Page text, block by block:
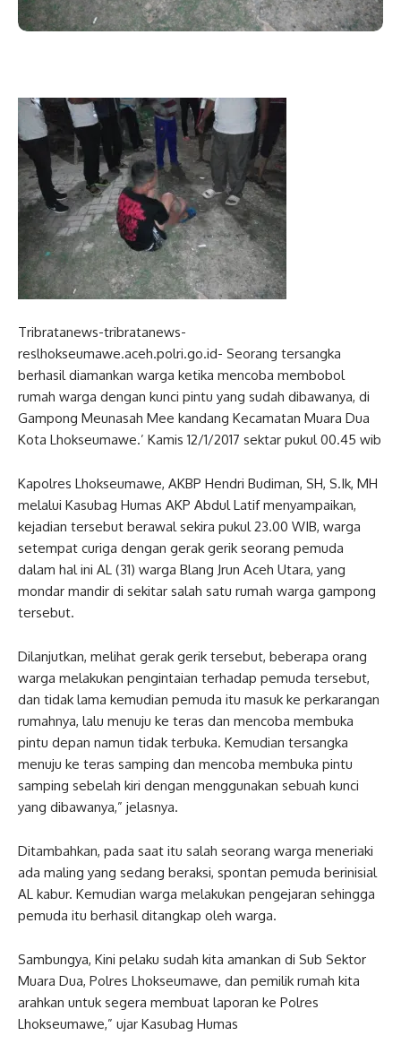
Tribratanews-tribratanews-
reslhokseumawe.aceh.polri.go.id- Seorang tersangka
berhasil diamankan warga ketika mencoba membobol
rumah warga dengan kunci pintu yang sudah dibawanya, di
Gampong Meunasah Mee kandang Kecamatan Muara Dua
Kota Lhokseumawe.’ Kamis 12/1/2017 sektar pukul 00.45 wib
Kapolres Lhokseumawe, AKBP Hendri Budiman, SH, S.Ik, MH
melalui Kasubag Humas AKP Abdul Latif menyampaikan,
kejadian tersebut berawal sekira pukul 23.00 WIB, warga
setempat curiga dengan gerak gerik seorang pemuda
dalam hal ini AL (31) warga Blang Jrun Aceh Utara, yang
mondar mandir di sekitar salah satu rumah warga gampong
tersebut.
Dilanjutkan, melihat gerak gerik tersebut, beberapa orang
warga melakukan pengintaian terhadap pemuda tersebut,
dan tidak lama kemudian pemuda itu masuk ke perkarangan
rumahnya, lalu menuju ke teras dan mencoba membuka
pintu depan namun tidak terbuka. Kemudian tersangka
menuju ke teras samping dan mencoba membuka pintu
samping sebelah kiri dengan menggunakan sebuah kunci
yang dibawanya,” jelasnya.
Ditambahkan, pada saat itu salah seorang warga meneriaki
ada maling yang sedang beraksi, spontan pemuda berinisial
AL kabur. Kemudian warga melakukan pengejaran sehingga
pemuda itu berhasil ditangkap oleh warga.
Sambungya, Kini pelaku sudah kita amankan di Sub Sektor
Muara Dua, Polres Lhokseumawe, dan pemilik rumah kita
arahkan untuk segera membuat laporan ke Polres
Lhokseumawe,” ujar Kasubag Humas